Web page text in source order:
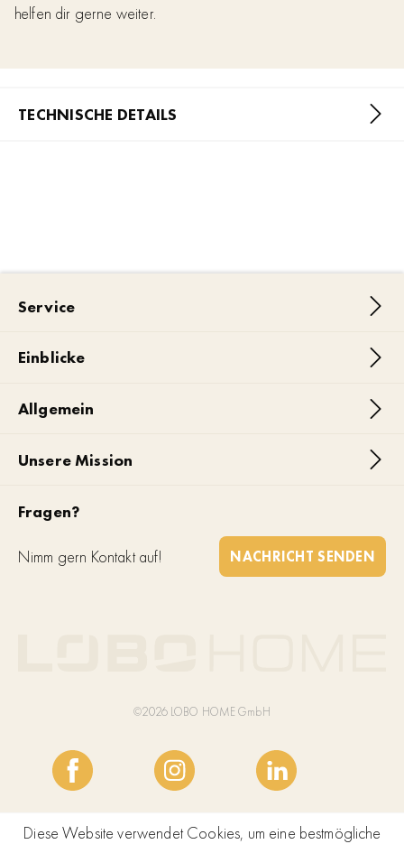
helfen dir gerne weiter.
TECHNISCHE DETAILS
Service
Einblicke
Allgemein
Unsere Mission
Fragen?
Nimm gern Kontakt auf! NACHRICHT SENDEN
©2026 LOBO HOME GmbH
Diese Website verwendet Cookies, um eine bestmögliche